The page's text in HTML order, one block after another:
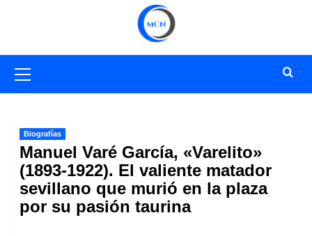
primario
Biografías
Manuel Varé García, «Varelito»
(1893-1922). El valiente matador
sevillano que murió en la plaza
por su pasión taurina